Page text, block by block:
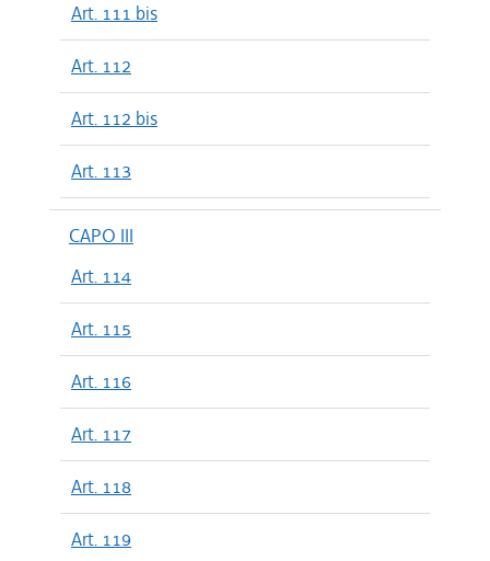
Art. 111 bis
Art. 112
Art. 112 bis
Art. 113
CAPO III
Art. 114
Art. 115
Art. 116
Art. 117
Art. 118
Art. 119